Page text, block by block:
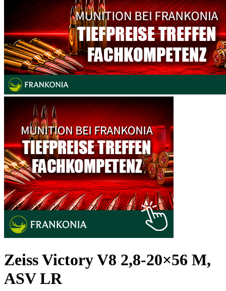
Zeiss Victory V8 2,8-20×56 M,
ASV LR